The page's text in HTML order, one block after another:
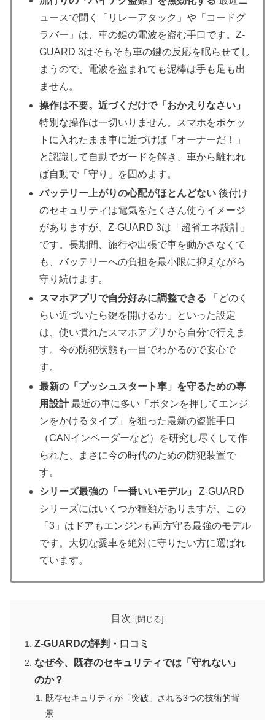
ュースで聞く「リレーアタック」や「コードグ
ラバー」は、車の鍵の電波を盗む手口です。Z-
GUARD 3はそもそも車の鍵の反応を眠らせてし
まうので、電波を盗まれても泥棒は手も足も出
ません。
操作は不要。近づくだけで「おかえりなさい」
特別な操作は一切いりません。スマホをポケッ
トに入れたまま車に近づけば「オーナーだ！」
と認識して自動でガードを解き、車から離れれ
ば自動で「守り」を固めます。
バッテリー上がりの心配がほとんどない 後付け
のセキュリティは電気をたくさん使うイメージ
がありますが、Z-GUARD 3は「超省エネ設計」
です。長期間、旅行や出張で車を動かさなくて
も、バッテリーへの負担を最小限に抑えながら
守り続けます。
スマホアプリで自分好みに調整できる 「どのく
らい近づいたら鍵を開けるか」といった設定
は、使い慣れたスマホアプリから自分で行えま
す。今の防犯状態も一目でわかるので安心で
す。
最新の「プッシュスタート車」を守るための専
用設計最近の車に多い「ボタンを押してエンジ
ンをかけるタイプ」を狙った最新の盗難手口
（CANインベーダーなど）を研究し尽くして作
られた、まさに今の時代のための防犯装置で
す。
シリーズ最強の「一番いいモデル」
Z-GUARD
シリーズにはいくつか種類がありますが、この
「3」はドアもエンジンも両方守る最強のモデル
です。大切な愛車を絶対に守りたい方に選ばれ
ています。
目次
Z-GUARDの評判・口コミ
なぜ今、既存のセキュリティでは「守れない」
のか？
既存セキュリティが「突破」される3つの技術的背
景